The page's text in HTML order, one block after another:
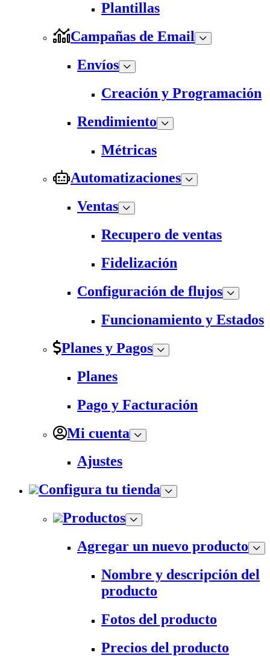
Plantillas
Campañas de Email
Envíos
Creación y Programación
Rendimiento
Métricas
Automatizaciones
Ventas
Recupero de ventas
Fidelización
Configuración de flujos
Funcionamiento y Estados
Planes y Pagos
Planes
Pago y Facturación
Mi cuenta
Ajustes
Configura tu tienda
Productos
Agregar un nuevo producto
Nombre y descripción del
producto
Fotos del producto
Precios del producto